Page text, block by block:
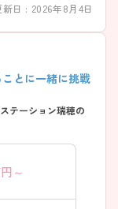
新日 : 2026年8月4日
ことに一緒に挑戦
テーション瑞穂の
～